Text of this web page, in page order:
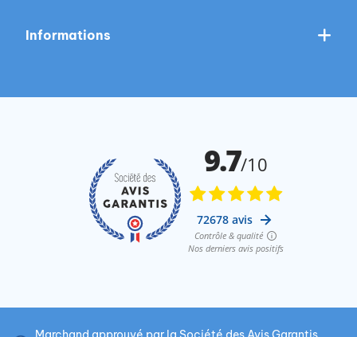
Informations